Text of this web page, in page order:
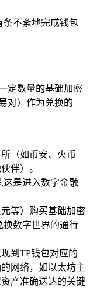
条不紊地完成钱包
定数量的基础加密
对）作为兑换的
（如币安、火币
伴）。
这是进入数字金融
等）购买基础加密
换数字世界的通行
到TP钱包对应的
网络，如以太坊主
产准确送达的关键